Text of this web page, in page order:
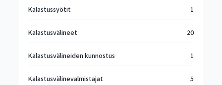
Kalastussyötit 1
Kalastusvälineet 20
Kalastusvälineiden kunnostus 1
Kalastusvälinevalmistajat 5